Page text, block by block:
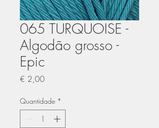
065 TURQUOISE -
Algodão grosso -
Epic
€ 2,00Preço
Quantidade *